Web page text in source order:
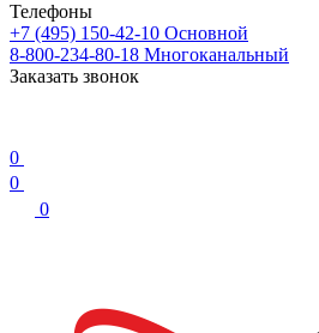
Телефоны
+7 (495) 150-42-10 Основной
8-800-234-80-18 Многоканальный
Заказать звонок
0
0
0